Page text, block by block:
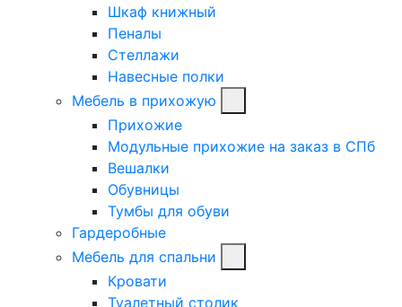
Шкаф книжный
Пеналы
Стеллажи
Навесные полки
Мебель в прихожую
Прихожие
Модульные прихожие на заказ в СПб
Вешалки
Обувницы
Тумбы для обуви
Гардеробные
Мебель для спальни
Кровати
Туалетный столик